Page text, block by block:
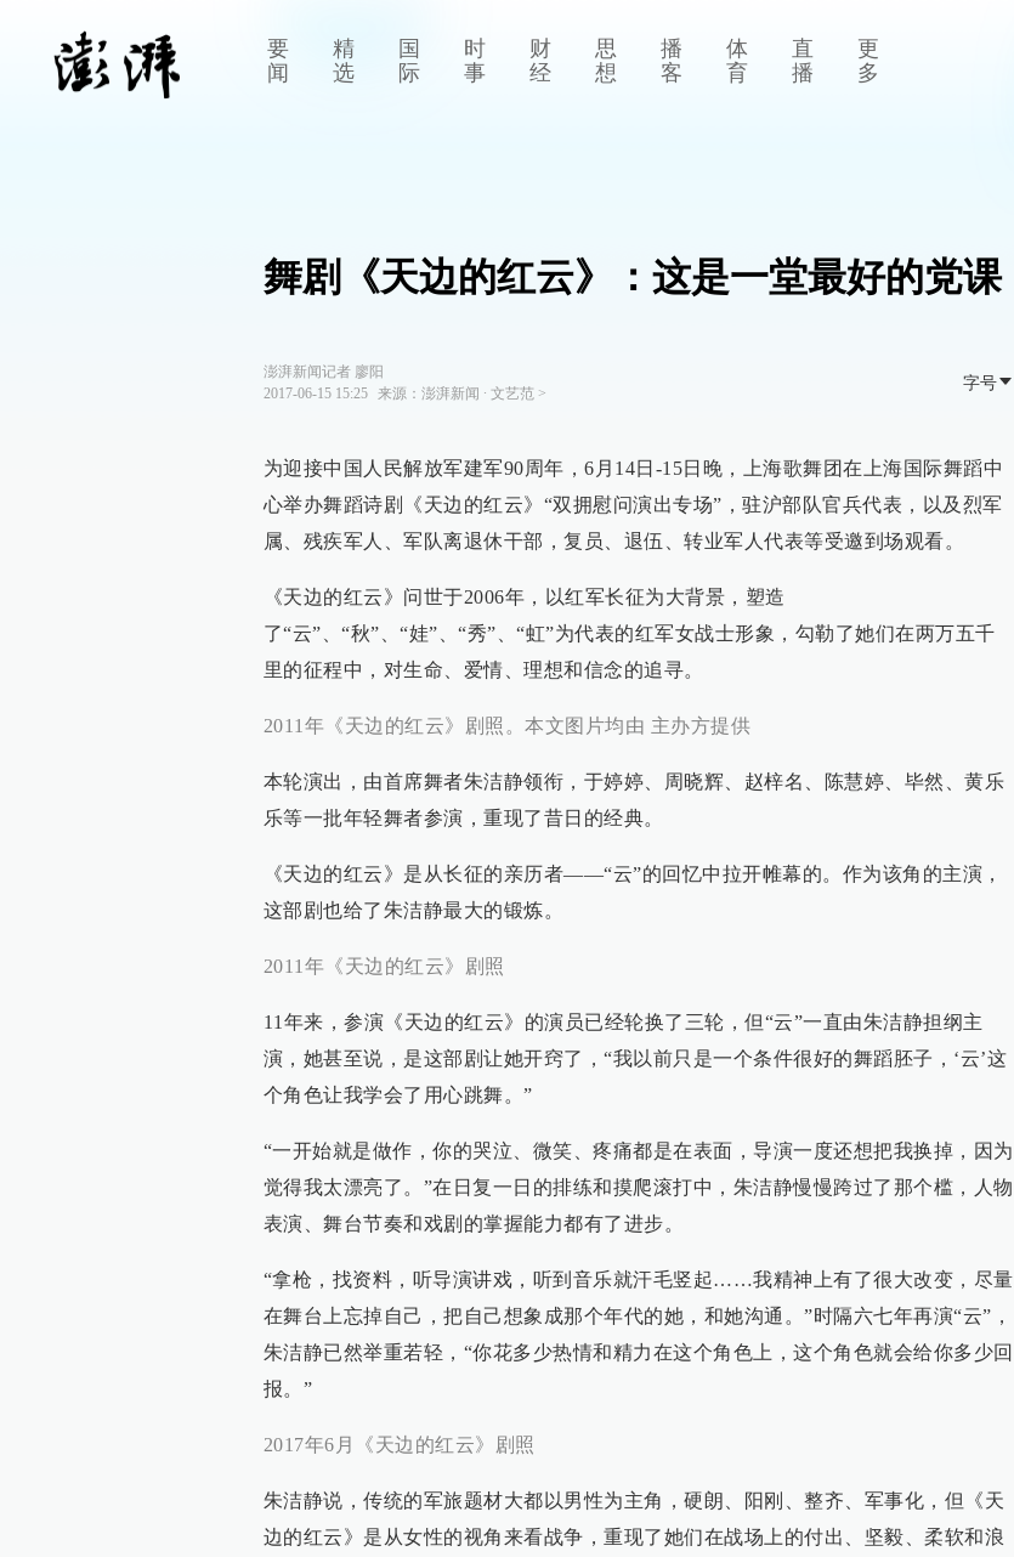
要
闻
精
选
国
际
时
事
财
经
思
想
播
客
体
育
直
播
更
多
舞剧《天边的红云》：这是一堂最好的党课
澎湃新闻记者 廖阳
2017-06-15 15:25
来源： 澎湃新闻 ∙ 文艺范>
字号
为迎接中国人民解放军建军90周年，6月14日-15日晚，上海歌舞团在上海国际舞蹈中
心举办舞蹈诗剧《天边的红云》“双拥慰问演出专场”，驻沪部队官兵代表，以及烈军
属、残疾军人、军队离退休干部，复员、退伍、转业军人代表等受邀到场观看。
《天边的红云》问世于2006年，以红军长征为大背景，塑造
了“云”、“秋”、“娃”、“秀”、“虹”为代表的红军女战士形象，勾勒了她们在两万五千
里的征程中，对生命、爱情、理想和信念的追寻。
2011年《天边的红云》剧照。本文图片均由 主办方提供
本轮演出，由首席舞者朱洁静领衔，于婷婷、周晓辉、赵梓名、陈慧婷、毕然、黄乐
乐等一批年轻舞者参演，重现了昔日的经典。
《天边的红云》是从长征的亲历者——“云”的回忆中拉开帷幕的。作为该角的主演，
这部剧也给了朱洁静最大的锻炼。
2011年《天边的红云》剧照
11年来，参演《天边的红云》的演员已经轮换了三轮，但“云”一直由朱洁静担纲主
演，她甚至说，是这部剧让她开窍了，“我以前只是一个条件很好的舞蹈胚子，‘云’这
个角色让我学会了用心跳舞。”
“一开始就是做作，你的哭泣、微笑、疼痛都是在表面，导演一度还想把我换掉，因为
觉得我太漂亮了。”在日复一日的排练和摸爬滚打中，朱洁静慢慢跨过了那个槛，人物
表演、舞台节奏和戏剧的掌握能力都有了进步。
“拿枪，找资料，听导演讲戏，听到音乐就汗毛竖起……我精神上有了很大改变，尽量
在舞台上忘掉自己，把自己想象成那个年代的她，和她沟通。”时隔六七年再演“云”，
朱洁静已然举重若轻，“你花多少热情和精力在这个角色上，这个角色就会给你多少回
报。”
2017年6月《天边的红云》剧照
朱洁静说，传统的军旅题材大都以男性为主角，硬朗、阳刚、整齐、军事化，但《天
边的红云》是从女性的视角来看战争，重现了她们在战场上的付出、坚毅、柔软和浪